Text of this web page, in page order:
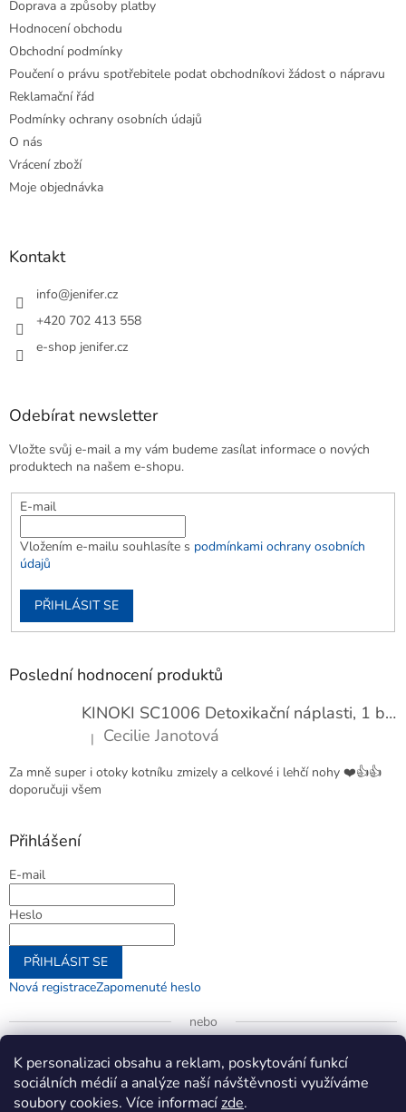
K personalizaci obsahu a reklam, poskytování funkcí
sociálních médií a analýze naší návštěvnosti využíváme
soubory cookies. Více informacízde.
Doprava a způsoby platby
Hodnocení obchodu
Obchodní podmínky
Poučení o právu spotřebitele podat obchodníkovi žádost o nápravu
Reklamační řád
Podmínky ochrany osobních údajů
O nás
Vrácení zboží
Moje objednávka
Kontakt
info@jenifer.cz
+420 702 413 558
e-shop jenifer.cz
Odebírat newsletter
Vložte svůj e-mail a my vám budeme zasílat informace o nových
produktech na našem e-shopu.
E-mail
Vložením e-mailu souhlasíte s podmínkami ochrany osobních
údajů
PŘIHLÁSIT SE
Poslední hodnocení produktů
KINOKI SC1006 Detoxikační náplasti, 1 balení - 10 ks
Hodnocení produktu je 4 z 5 hvězdiček.
| Cecilie Janotová
Za mně super i otoky kotníku zmizely a celkové i lehčí nohy ❤️👍👍
doporučuji všem
Přihlášení
E-mail
Heslo
PŘIHLÁSIT SE
Nová registraceZapomenuté heslo
nebo
Přihlásit se přes Google